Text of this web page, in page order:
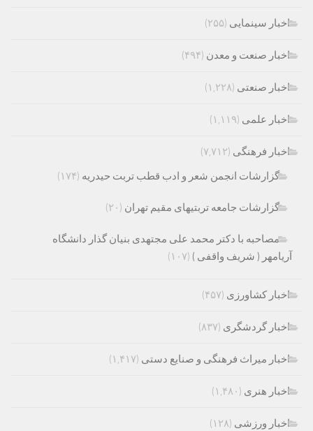
اخبار سینمایی (۲۵۵)
اخبار صنعت و معدن (۴۹۴)
اخبار صنعتی (۱,۲۲۸)
اخبار علمی (۱,۱۱۹)
اخبار فرهنگی (۷,۷۱۲)
گزارشات انجمن شعر و ادب قطب تربت حیدریه (۱۷۴)
گزارشات جامعه تربتیهای مقیم تهران (۲۰)
مصاحبه با دکتر محمد علی مجتهدی بنیان گذار دانشگاه
آریامهر ( شریف واقفی ) (۱۰۷)
اخبار کشاورزی (۴۵۷)
اخبار گردشگری (۸۳۷)
اخبار میراث فرهنگی و صنایع دستی (۱,۴۱۷)
اخبار هنری (۱,۴۸۰)
اخبار ورزشی (۱۲۸)